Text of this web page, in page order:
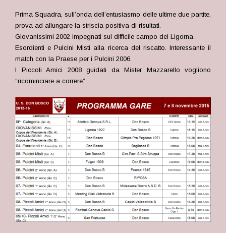
Prima Squadra, sull’onda dell’entusiasmo delle ultime due partite,
prova ad allungare la striscia positiva di risultati.
Giovanissimi 2002 impegnati sul difficile campo del Ligorna.
Esordienti e Pulcini Misti alla ricerca del riscatto. Interessante il
match con la Praese per i Pulcini 2006.
I Piccoli Amici 2008 guidati da Mister Mazzarello vogliono
“ricominciare a correre”.